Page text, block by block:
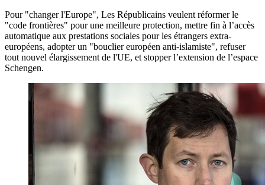
Pour "changer l'Europe", Les Républicains veulent réformer le
"code frontières" pour une meilleure protection, mettre fin à l’accès
automatique aux prestations sociales pour les étrangers extra-
européens, adopter un "bouclier européen anti-islamiste", refuser
tout nouvel élargissement de l'UE, et stopper l’extension de l’espace
Schengen.